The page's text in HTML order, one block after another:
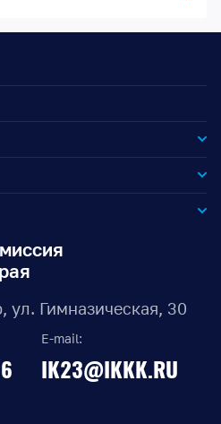
ул. Гимназическая, 30
E-mail:
IK23@IKKK.RU
края
комиссии
комиссии
комиссиикомиссий